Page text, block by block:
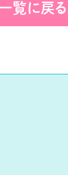
覧に戻る